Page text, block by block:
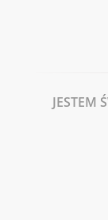
JESTEM